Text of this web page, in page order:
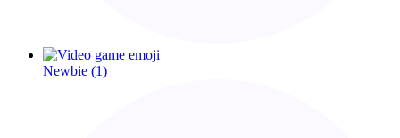
Newbie (1)